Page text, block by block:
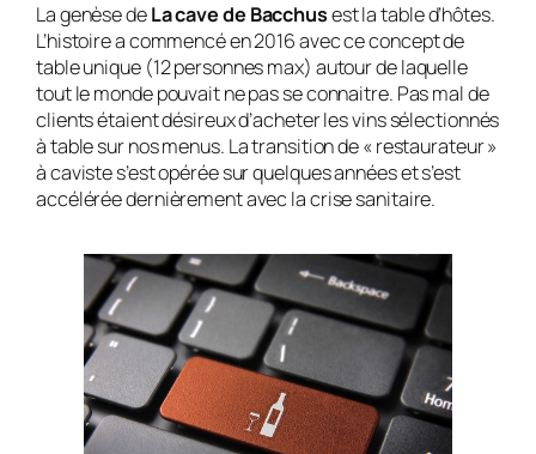
La genèse deLa cave de Bacchusest la table d’hôtes.
L’histoire a commencé en 2016 avec ce concept de
table unique (12 personnes max) autour de laquelle
tout le monde pouvait ne pas se connaitre. Pas mal de
clients étaient désireux d’acheter les vins sélectionnés
à table sur nos menus. La transition de « restaurateur »
à caviste s’est opérée sur quelques années et s’est
accélérée dernièrement avec la crise sanitaire.